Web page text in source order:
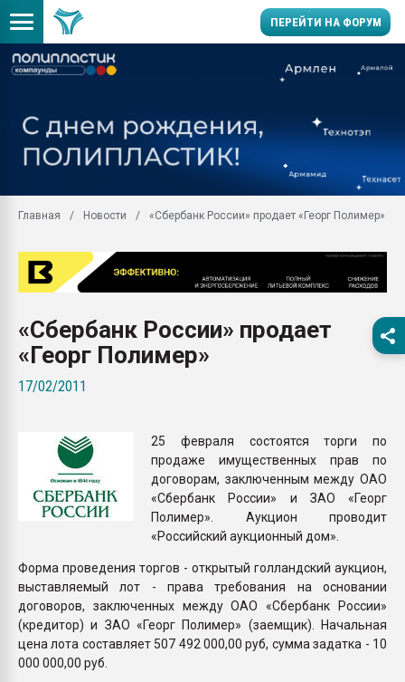
ПЕРЕЙТИ НА ФОРУМ
заводу пластмасс"
Помощь в подборе
Вакуум-формовочные
Подмосковье, Москва
первый план в
пластмасс
бутылок
ПЕРЕЙТИ НА
Главная Новости «Сбербанк России» продает «Георг Полимер»
«Сбербанк России» продает
«Георг Полимер»
17/02/2011
25 февраля состоятся торги по
продаже имущественных прав по
договорам, заключенным между ОАО
«Сбербанк России» и ЗАО «Георг
Полимер». Аукцион проводит
«Российский аукционный дом».
Форма проведения торгов - открытый голландский аукцион,
выставляемый лот - права требования на основании
договоров, заключенных между ОАО «Сбербанк России»
(кредитор) и ЗАО «Георг Полимер» (заемщик). Начальная
цена лота составляет 507 492 000,00 руб, сумма задатка - 10
000 000,00 руб.